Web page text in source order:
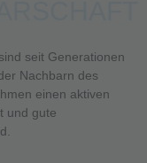
seit Generationen
Nachbarn des
einen aktiven
und gute